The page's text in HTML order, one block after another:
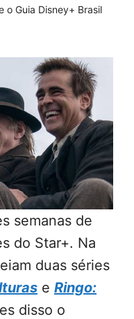
o Guia Disney+ Brasil
semanas de
do Star+. Na
duas séries
e Ringo:
disso o